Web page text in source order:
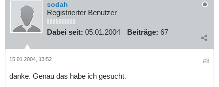
sodah
Registrierter Benutzer
Dabei seit: 05.01.2004 Beiträge: 67
#8
15.01.2004, 13:52
danke. Genau das habe ich gesucht.